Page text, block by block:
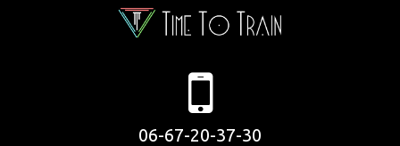
06-67-20-37-30